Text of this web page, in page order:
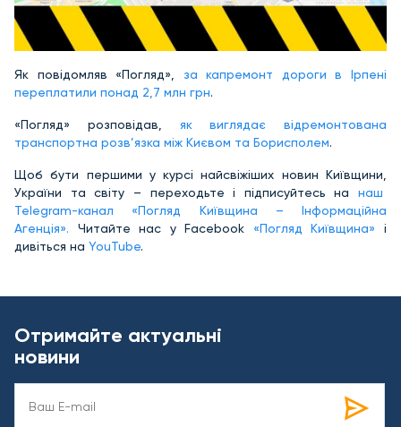
Як повідомляв «Погляд», за капремонт дороги в Ірпені
переплатили понад 2,7 млн грн.
«Погляд» розповідав, як виглядає відремонтована
транспортна розв’язка між Києвом та Борисполем.
Щоб бути першими у курсі найсвіжіших новин Київщини,
України та світу – переходьте і підписуйтесь на наш
Telegram-канал «Погляд Київщина – Інформаційна
Агенція». Читайте нас у Facebook «Погляд Київщина» і
дивіться на YouTube.
Отримайте актуальні
новини